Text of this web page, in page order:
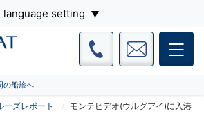
language setting
の船旅へ
ーズレポート
モンテビデオ(ウルグアイ)に入港